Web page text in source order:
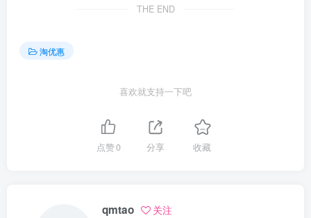
THE END
淘优惠
喜欢就支持一下吧
点赞0 分享 收藏
qmtao 关注